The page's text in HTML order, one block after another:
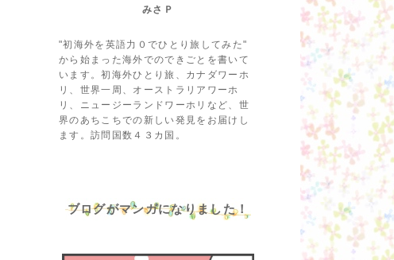
みさＰ
"初海外を英語力０でひとり旅してみた"
から始まった海外でのできごとを書いて
います。初海外ひとり旅、カナダワーホ
リ、世界一周、オーストラリアワーホ
リ、ニュージーランドワーホリなど、世
界のあちこちでの新しい発見をお届けし
ます。訪問国数４３カ国。
ブログがマンガになりました！